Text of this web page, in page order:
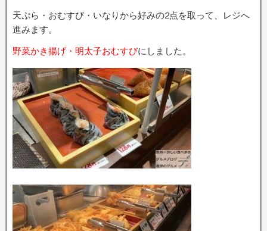
天ぷら・おむすび・いなりから好みの2点を取って、レジへ
進みます。
野菜かき揚げ・明太子おむすびにしました。